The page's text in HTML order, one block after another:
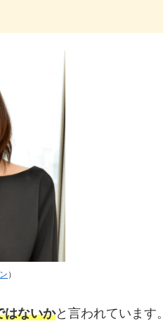
）
はないかと言われています。